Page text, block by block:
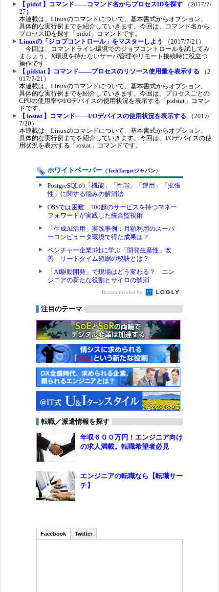
【 pidof 】コマンド――コマンド名からプロセスIDを探す （2017/7/
27）
本連載は、Linuxのコマンドについて、基本書式からオプション、
具体的な実行例までを紹介していきます。今回は、コマンド名から
プロセスIDを探す「pidof」コマンドです。
Linuxの「ジョブコントロール」をマスターしよう
（2017/7/21）
今回は、コマンドライン環境でのジョブコントロールを試してみ
ましょう。X環境を持たないサーバ管理やリモート接続時に役立つ
操作です
【 pidstat 】コマンド――プロセスのリソース使用量を表示する （2
017/7/21）
本連載は、Linuxのコマンドについて、基本書式からオプション、
具体的な実行例までを紹介していきます。今回は、プロセスごとの
CPUの使用率やI/Oデバイスの使用状況を表示する「pidstat」コマン
ドです。
【 iostat 】コマンド――I/Oデバイスの使用状況を表示する （2017/
7/20）
本連載は、Linuxのコマンドについて、基本書式からオプション、
具体的な実行例までを紹介していきます。今回は、I/Oデバイスの使
用状況を表示する「iostat」コマンドです。
ホワイトペーパー （TechTargetジャパン）
PostgreSQLの「機能」「性能」「運用」「拡張
性」に関する悩みの解消法
OSSでは困難 100超のサービスを持つマネー
フォワードが実践した統合監視術
「生成AI活用」実践事例：月額利用のスーパ
ーコンピュータ環境で得た成果は？
ベンチャー企業3社に学ぶ「開発生産性」改
善 リードタイム短縮の秘訣とは？
「AI駆動開発」で現場はどう変わる？ エン
ジニアの新たな役割とサイロの解消
Recommended by
注目のテーマ
転職／派遣情報を探す
年収６００万円！エンジニア向け
の求人満載。転職希望者必見
エンジニアの転職なら【転職サー
チ】
Facebook Twitter